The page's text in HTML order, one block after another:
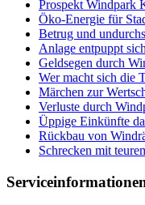
Prospekt Windpark
Öko-Energie für
Betrug und
Anlage entpuppt
Geldsegen durch
Wer macht sich die
Märchen zur
Verluste durch
Üppige Einkünfte
Rückbau von
Schrecken mit